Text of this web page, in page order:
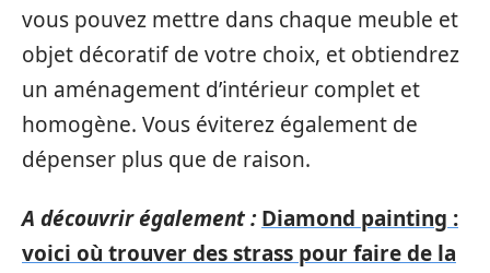
vous pouvez mettre dans chaque meuble et
objet décoratif de votre choix, et obtiendrez
un aménagement d’intérieur complet et
homogène. Vous éviterez également de
dépenser plus que de raison.
A découvrir également : Diamond painting :
voici où trouver des strass pour faire de la